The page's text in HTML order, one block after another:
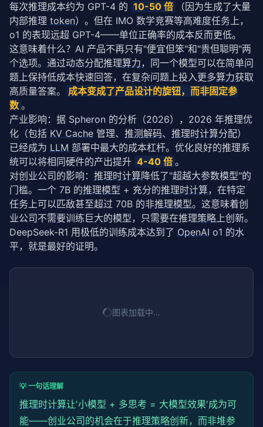
每次推理成本约为 GPT-4 的 10-50 倍
（因为生成了大量
内部推理 token）。但在 IMO 数学竞赛等高难度任务上，
o1 的表现远超 GPT-4——单位正确率的成本反而更低。
这意味着什么？AI 产品不再只有"便宜但笨"和"贵但聪明"两
个选项。通过动态分配推理算力，同一个模型可以在简单问
题上保持低成本快速回答，在复杂问题上投入更多算力获取
高质量答案。
成本变成了产品设计的旋钮，而非固定参
数 。
产业影响：据 Spheron 的分析 （2026），2026 年推理优
化（包括 KV Cache 管理、 推测解码、 推理时计算分配）
已经成为 LLM 部署中最大的成本杠杆。优化良好的推理系
统可以将相同硬件的产出提升 4-40 倍 。
对创业公司的影响： 推理时计算降低了"超越大参数模型"的
门槛。一个 7B 的推理模型 + 充分的推理时计算，在特定
任务上可以匹敌甚至超过 70B 的非推理模型。这意味着创
业公司不需要训练巨大的模型，只需要在推理策略上创新。
DeepSeek-R1 用极低的训练成本达到了 OpenAI o1 的水
平，就是最好的证明。
图表加载中…
💡 一句话理解
推理时计算让'小模型 + 多思考 = 大模型效果'成为可
能——创业公司的机会在于推理策略创新，而非堆参